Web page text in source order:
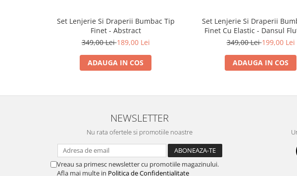
Set Lenjerie Si Draperii Bumbac Tip
Finet - Abstract
349,00 Lei189,00 Lei
ADAUGA IN COS
Set Lenjerie Si Draperii
Finet Cu Elastic - Dansul
349,00 Lei199,00 Lei
ADAUGA IN COS
NEWSLETTER
Nu rata ofertele si promotiile noastre
Vreau sa primesc newsletter cu promotiile magazinului.
Afla mai multe in Politica de Confidentialitate